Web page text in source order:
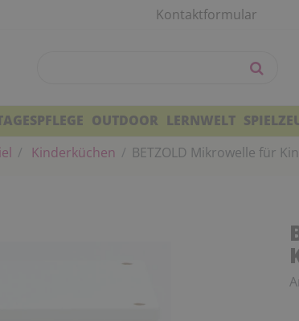
Kontaktformular
OUTDOOR LERNWELT
Kinderküchen BETZOLD Mikrowelle für